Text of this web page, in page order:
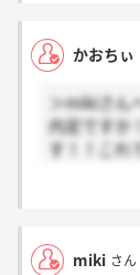
かおちぃ
＞mikiさん
内定ですか
す！！これ
miki さん